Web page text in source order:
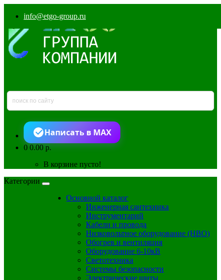
info@etgo-group.ru
Написать в MAX
00.00 р.
В корзине пусто!
Категории
Основной каталог
Инженерная сантехника
Инструментарий
Кабели и провода
Низковольтное оборудование (НВО)
Обогрев и вентиляция
Оборудование 6-10кВ
Светотехника
Системы безопасности
Электрические щиты